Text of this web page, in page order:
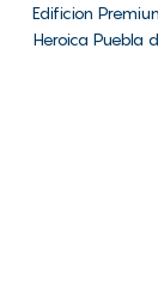
Edificion
Heroica Puebla